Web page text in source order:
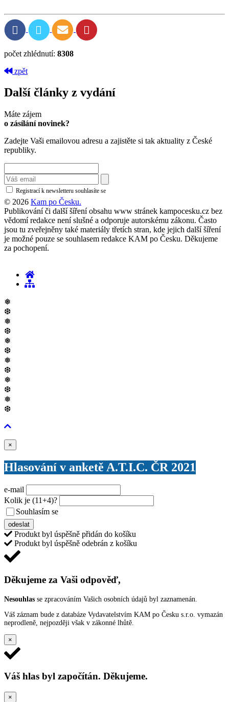
počet zhlédnutí: 8308
zpět
Další články z vydání
Máte zájem
o zásílání novinek?
Zadejte Vaši emailovou adresu a zajistěte si tak aktuality z České
republiky.
Registrací k newsletteru souhlasíte se
© 2026 Kam po Česku.
Publikování či další šíření obsahu www stránek kampocesku.cz bez
vědomí redakce není slušné a odporuje autorskému zákonu. Často
jsou tu zveřejněny také materiály třetích stran, kde jejich další šíření
je možné pouze se souhlasem redakce KAM po Česku. Děkujeme
za pochopení.
❅
❆
❅
❆
❅
❆
❅
❆
❅
❆
❅
❆
×
Hlasování v anketě A.T.I.C. ČR 2021
e-mail
Kolik je (11+4)?
Souhlasím se
odeslat
Produkt byl úspěšně přidán do košíku
Produkt byl úspěšně odebrán z košíku
Děkujeme za Vaši odpověď,
Nesouhlas se zpracováním Vašich osobních údajů byl zaznamenán.
Váš záznam bude z databáze Vydavatelstvím KAM po Česku s.r.o. vymazán
neprodleně, nejpozději však v zákonné lhůtě.
×
Váš hlas byl započítán. Děkujeme.
×